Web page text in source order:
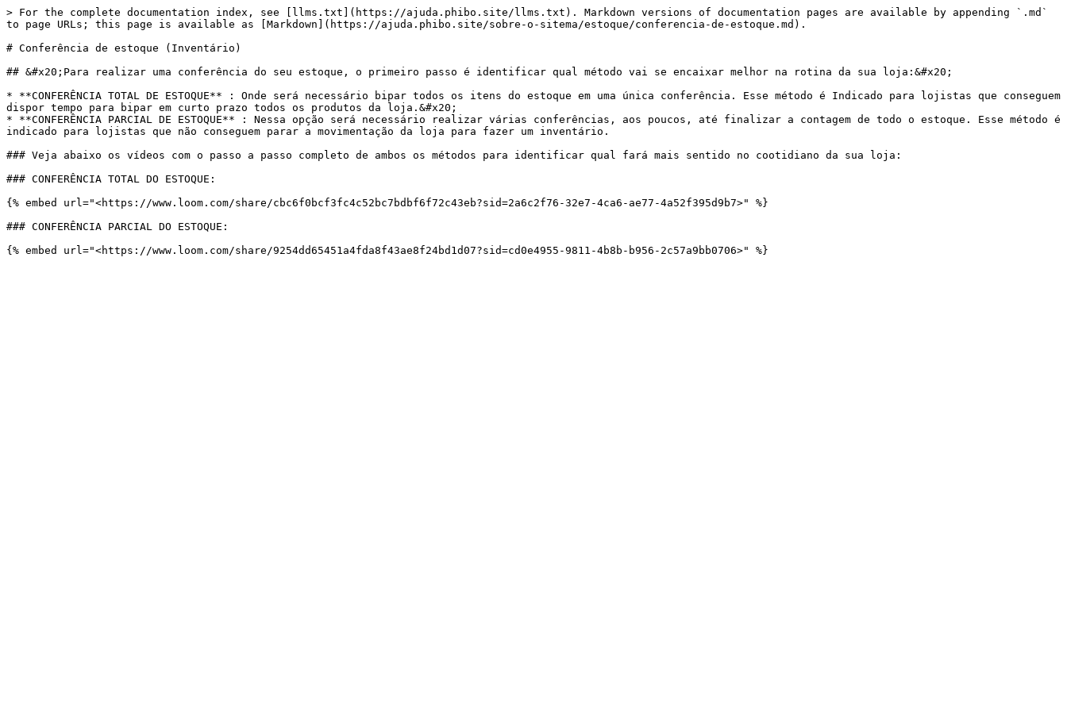
> For the complete documentation index, see [llms.txt](https://ajuda.phibo.site/llms.txt). Markdown versions of documentation pages are available by appending `.md`
to page URLs; this page is available as [Markdown](https://ajuda.phibo.site/sobre-o-sitema/estoque/conferencia-de-estoque.md).
# Conferência de estoque (Inventário)
## &#x20;Para realizar uma conferência do seu estoque, o primeiro passo é identificar qual método vai se encaixar melhor na rotina da sua loja:&#x20;
* **CONFERÊNCIA TOTAL DE ESTOQUE** : Onde será necessário bipar todos os itens do estoque em uma única conferência. Esse método é Indicado para lojistas que conseguem
dispor tempo para bipar em curto prazo todos os produtos da loja.&#x20;
* **CONFERÊNCIA PARCIAL DE ESTOQUE** : Nessa opção será necessário realizar várias conferências, aos poucos, até finalizar a contagem de todo o estoque. Esse método é
indicado para lojistas que não conseguem parar a movimentação da loja para fazer um inventário.
### Veja abaixo os vídeos com o passo a passo completo de ambos os métodos para identificar qual fará mais sentido no cootidiano da sua loja:
### CONFERÊNCIA TOTAL DO ESTOQUE:
{% embed url="<https://www.loom.com/share/cbc6f0bcf3fc4c52bc7bdbf6f72c43eb?sid=2a6c2f76-32e7-4ca6-ae77-4a52f395d9b7>" %}
### CONFERÊNCIA PARCIAL DO ESTOQUE: